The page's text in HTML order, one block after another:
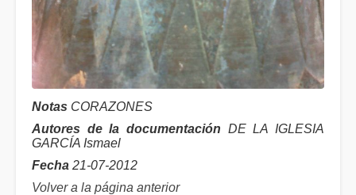
Notas CORAZONES
Autores de la documentación DE LA IGLESIA
GARCÍA Ismael
Fecha 21-07-2012
Volver a la página anterior